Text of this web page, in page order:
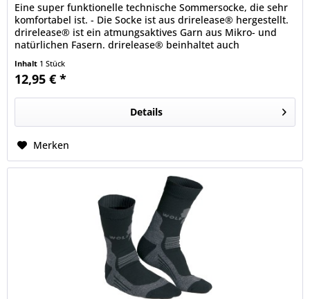
Eine super funktionelle technische Sommersocke, die sehr
komfortabel ist. - Die Socke ist aus drirelease® hergestellt.
drirelease® ist ein atmungsaktives Garn aus Mikro- und
natürlichen Fasern. drirelease® beinhaltet auch
Inhalt 1 Stück
12,95 € *
Details
Merken